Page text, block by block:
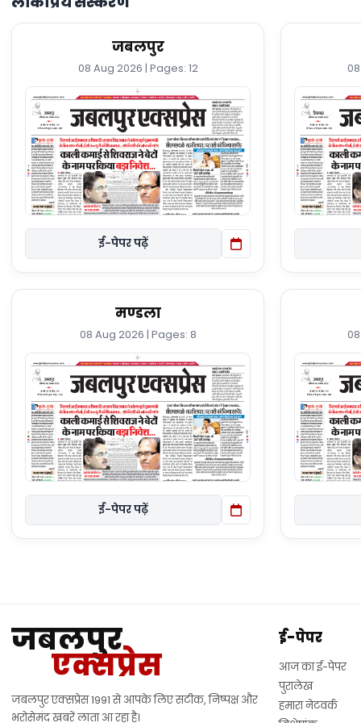
जबलपुर
08 Aug 2026 | Pages: 12
ई-पेपर पढ़ें
मण्डला
08 Aug 2026 | Pages: 8
ई-पेपर पढ़ें
जबलपुर
एक्सप्रेस
जबलपुर एक्सप्रेस 1991 से आपके लिए सटीक, निष्पक्ष और
भरोसेमंद खबरें लाता आ रहा है।
ई-पेपर
आज का ई-पेपर
पुरालेख
हमारा नेटवर्क